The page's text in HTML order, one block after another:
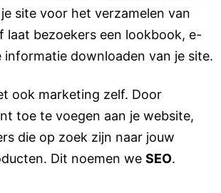
site voor het verzamelen van
laat bezoekers een lookbook, e-
informatie downloaden van je site.
ook marketing zelf. Door
toe te voegen aan je website,
die op zoek zijn naar jouw
Dit noemen we SEO.